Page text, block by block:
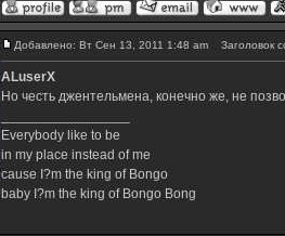
Добавлено: Вт Сен 13, 2011 1:48 am Заголовок
ALuserX
Но честь джентельмена, конечно же, не
Everybody like to be
in my place instead of me
cause I?m the king of Bongo
baby I?m the king of Bongo Bong